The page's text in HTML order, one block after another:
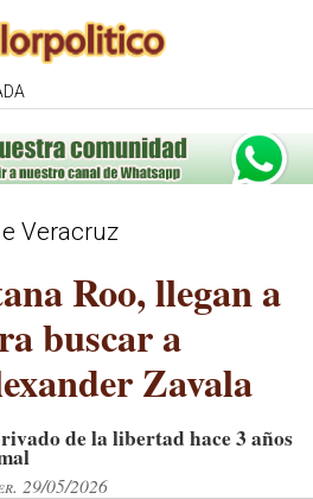
Veracruz
Roo, llegan a
buscar a
Zavala
de la libertad hace 3 años
29/05/2026